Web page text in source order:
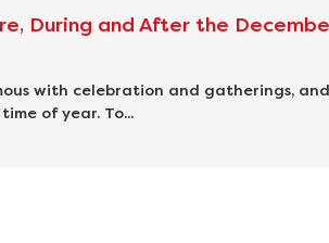
During and After the
with celebration and gatherings,
of year. To...